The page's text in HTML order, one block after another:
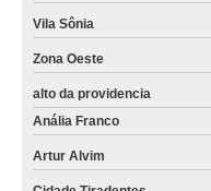
Vila Sônia
Zona Oeste
alto da providencia
Anália Franco
Artur Alvim